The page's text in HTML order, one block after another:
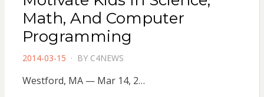
Math, And Computer
Programming
POSTED
2014-03-15 BY C4NEWS
Westford, MA — Mar 14, 2…